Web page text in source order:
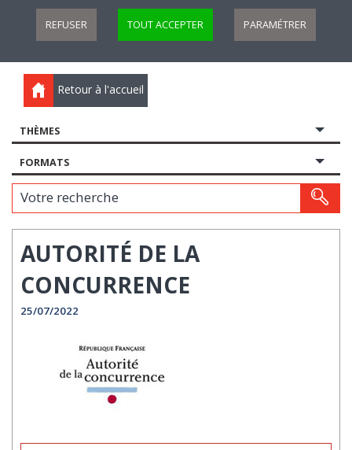
REFUSER TOUT ACCEPTER PARAMÉTRER
Retour à l'accueil
THÈMES
FORMATS
Votre recherche
AUTORITÉ DE LA
CONCURRENCE
25/07/2022